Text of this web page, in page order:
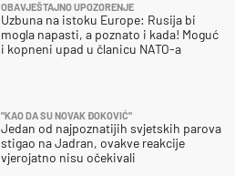
OBAVJEŠTAJNO UPOZORENJE
Uzbuna na istoku Europe: Rusija bi
mogla napasti, a poznato i kada! Moguć
i kopneni upad u članicu NATO-a
"KAO DA SU NOVAK ĐOKOVIĆ"
Jedan od najpoznatijih svjetskih parova
stigao na Jadran, ovakve reakcije
vjerojatno nisu očekivali